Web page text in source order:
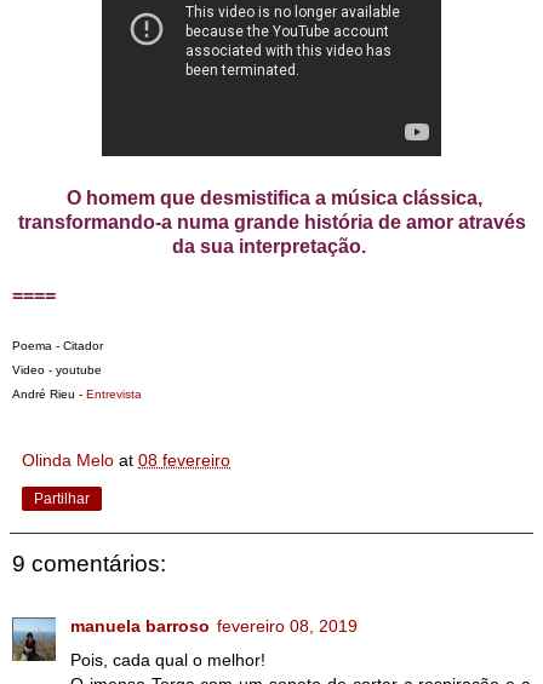
O homem que desmistifica a música clássica,
transformando-a numa grande história de amor através
da sua interpretação.
====
Poema - Citador
Video - youtube
André Rieu - Entrevista
Olinda Melo at 08 fevereiro
Partilhar
9 comentários:
manuela barroso fevereiro 08, 2019
Pois, cada qual o melhor!